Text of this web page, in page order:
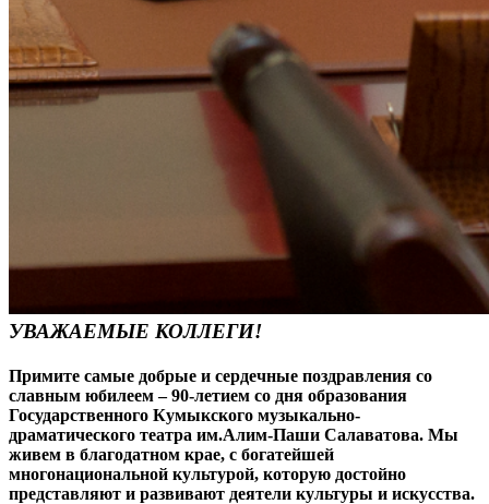
УВАЖАЕМЫЕ КОЛЛЕГИ!
Примите самые добрые и сердечные поздравления со
славным юбилеем – 90-летием со дня образования
Государственного Кумыкского музыкально-
драматического театра им.Алим-Паши Салаватова. Мы
живем в благодатном крае, с богатейшей
многонациональной культурой, которую достойно
представляют и развивают деятели культуры и искусства.